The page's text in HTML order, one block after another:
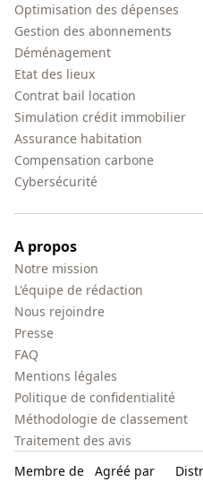
Optimisation des dépenses
Gestion des abonnements
Déménagement
Etat des lieux
Contrat bail location
Simulation crédit immobilier
Assurance habitation
Compensation carbone
Cybersécurité
A propos
Notre mission
L'équipe de rédaction
Nous rejoindre
Presse
FAQ
Mentions légales
Politique de confidentialité
Méthodologie de classement
Traitement des avis
Membre de
Agréé par